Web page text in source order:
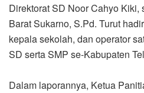
Direktorat SD Noor Cahyo
Barat Sukarno, S.Pd. Turut
kepala sekolah, dan operator
SD serta SMP se-Kabupaten
Dalam laporannya, Ketua